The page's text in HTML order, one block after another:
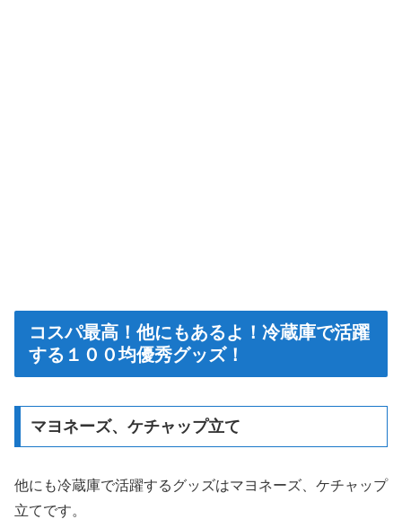
コスパ最高！他にもあるよ！冷蔵庫で活躍
する１００均優秀グッズ！
マヨネーズ、ケチャップ立て
他にも冷蔵庫で活躍するグッズはマヨネーズ、ケチャップ
立てです。